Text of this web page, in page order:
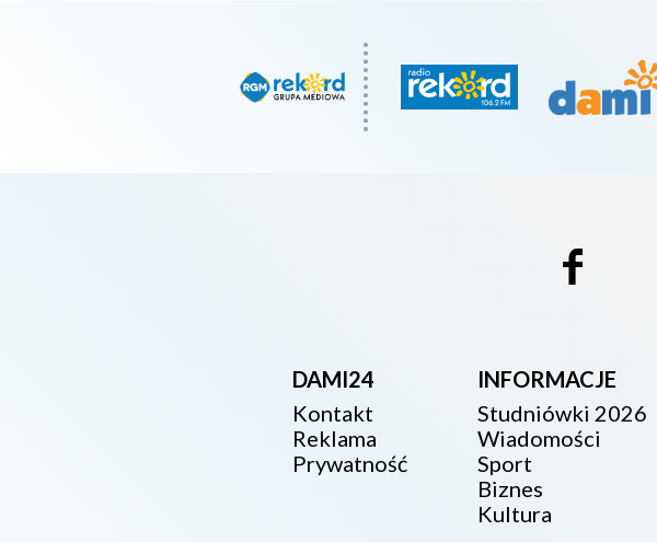
DAMI24
Kontakt
Reklama
Prywatność
INFORMACJE
Studniówki 2026
Wiadomości
Sport
Biznes
Kultura